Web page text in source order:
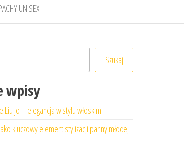
UNISEX
Szukaj
wpisy
Liu Jo – elegancja w stylu włoskim
kluczowy element stylizacji panny młodej